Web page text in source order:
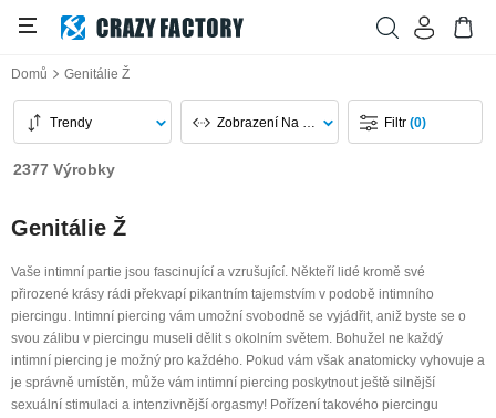
Domů Genitálie Ž
Trendy Zobrazení Na Stránku Filtr(0)
2377 Výrobky
Genitálie Ž
Vaše intimní partie jsou fascinující a vzrušující. Někteří lidé kromě své
přirozené krásy rádi překvapí pikantním tajemstvím v podobě intimního
piercingu. Intimní piercing vám umožní svobodně se vyjádřit, aniž byste se o
svou zálibu v piercingu museli dělit s okolním světem. Bohužel ne každý
intimní piercing je možný pro každého. Pokud vám však anatomicky vyhovuje a
je správně umístěn, může vám intimní piercing poskytnout ještě silnější
sexuální stimulaci a intenzivnější orgasmy! Pořízení takového piercingu